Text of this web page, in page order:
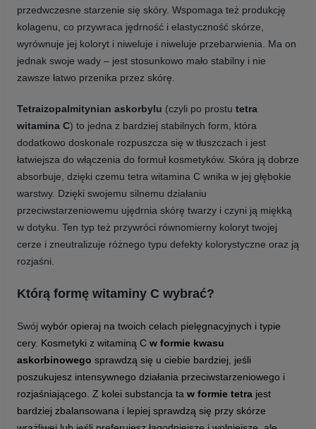
przedwczesne starzenie się skóry. Wspomaga też produkcję
kolagenu, co przywraca jędrność i elastyczność skórze,
wyrównuje jej koloryt i niweluje i niweluje przebarwienia. Ma on
jednak swoje wady – jest stosunkowo mało stabilny i nie
zawsze łatwo przenika przez skórę.
Tetraizopalmitynian askorbylu (czyli po prostu tetra
witamina C) to jedna z bardziej stabilnych form, która
dodatkowo doskonale rozpuszcza się w tłuszczach i jest
łatwiejsza do włączenia do formuł kosmetyków. Skóra ją dobrze
absorbuje, dzięki czemu tetra witamina C wnika w jej głębokie
warstwy. Dzięki swojemu silnemu działaniu
przeciwstarzeniowemu ujędrnia skórę twarzy i czyni ją miękką
w dotyku. Ten typ też przywróci równomierny koloryt twojej
cerze i zneutralizuje różnego typu defekty kolorystyczne oraz ją
rozjaśni.
Którą formę witaminy C wybrać?
Swój wybór opieraj na twoich celach pielęgnacyjnych i typie
cery. Kosmetyki z witaminą C w formie kwasu
askorbinowego sprawdzą się u ciebie bardziej, jeśli
poszukujesz intensywnego działania przeciwstarzeniowego i
rozjaśniającego. Z kolei substancja ta w formie tetrajest
bardziej zbalansowana i lepiej sprawdzą się przy skórze